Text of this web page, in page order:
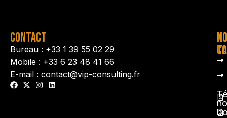
CONTACT
Bureau : +33 1 39 55 02 29
Mobile : +33 6 23 48 41 66
E-mail : contact@vip-consulting.fr